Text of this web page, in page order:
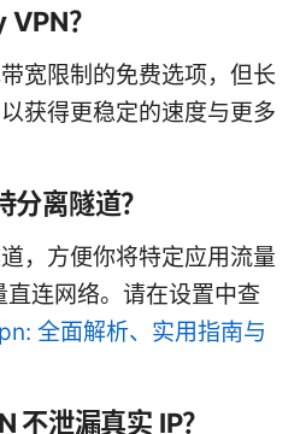
？
宽限制的免费选项，但长
获得更稳定的速度与更多
离隧道？
，方便你将特定应用流量
连网络。请在设置中查
全面解析、实用指南与
不泄漏真实 IP？